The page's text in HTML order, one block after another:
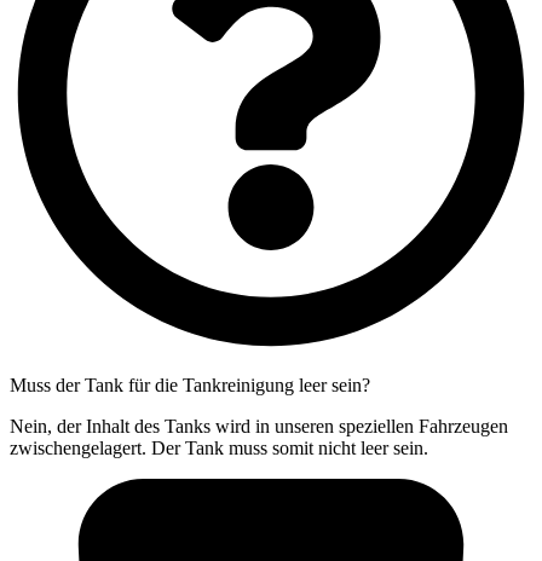
Muss der Tank für die Tankreinigung leer sein?
Nein, der Inhalt des Tanks wird in unseren speziellen Fahrzeugen
zwischengelagert. Der Tank muss somit nicht leer sein.